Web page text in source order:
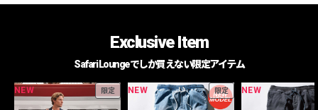
Exclusive Item
Safari Loungeでしか買えない限定アイテム
NEW 限定 NEW 限定 NEW